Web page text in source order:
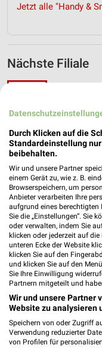
Jetzt alle "Handy &
Nächste Filiale
01097
Heute
Durch Klicken auf die
Standardeinstellung
beibehalten.
Wir und unsere Partner
einem Gerät zu, wie z. B.
Browserspeichern, um
Anbieter verarbeiten Ihre
aufgrund eines berechtigten
Sie die „Einstellungen“. Sie
oder verwalten, indem Sie
klicken oder jederzeit auf
unteren Ecke der Website
klicken Sie auf den
und klicken Sie auf den
Sie Ihre Einwilligung
Partnern mitgeteilt und
Wir und unsere Partner
Website zu analysieren
Speichern von oder Zugriff
Verwendung reduzierter
von Profilen für